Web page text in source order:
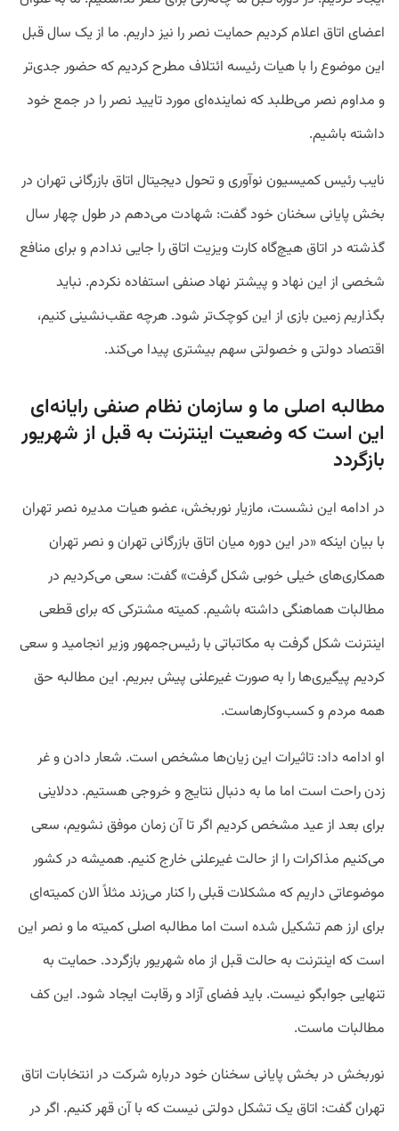
اعضای اتاق اعلام کردیم حمایت نصر را نیز داریم. ما از یک سال قبل
این موضوع را با هیات رئیسه ائتلاف مطرح کردیم که حضور جدی‌تر
و مداوم نصر می‌طلبد که نماینده‌ای مورد تایید نصر را در جمع خود
داشته باشیم.
نایب رئیس کمیسیون نوآوری و تحول دیجیتال اتاق بازرگانی تهران در
بخش پایانی سخنان خود گفت: شهادت می‌دهم در طول چهار سال
گذشته در اتاق هیچ‌گاه کارت ویزیت اتاق را جایی ندادم و برای منافع
شخصی از این نهاد و پیشتر نهاد صنفی استفاده نکردم. نباید
بگذاریم زمین بازی از این کوچک‌تر شود. هرچه عقب‌نشینی کنیم،
اقتصاد دولتی و خصولتی سهم بیشتری پیدا می‌کند.
مطالبه اصلی ما و سازمان نظام صنفی رایانه‌ای
این است که وضعیت اینترنت به قبل از شهریور
بازگردد
در ادامه این نشست، مازیار نوربخش، عضو هیات مدیره نصر تهران
با بیان اینکه «در این دوره میان اتاق بازرگانی تهران و نصر تهران
همکاری‌های خیلی خوبی شکل گرفت» گفت: سعی می‌کردیم در
مطالبات هماهنگی داشته باشیم. کمیته مشترکی که برای قطعی
اینترنت شکل گرفت به مکاتباتی با رئیس‌جمهور وزیر انجامید و سعی
کردیم پیگیری‌ها را به صورت غیرعلنی پیش ببریم. این مطالبه حق
همه مردم و کسب‌و‌کارهاست.
او ادامه داد: تاثیرات این زیان‌ها مشخص است. شعار دادن و غر
زدن راحت است اما ما به دنبال نتایج و خروجی هستیم. ددلاینی
برای بعد از عید مشخص کردیم اگر تا آن زمان موفق نشویم، سعی
می‌کنیم مذاکرات را از حالت غیرعلنی خارج کنیم. همیشه در کشور
موضوعاتی داریم که مشکلات قبلی را کنار می‌زند مثلاً الان کمیته‌‌ای
برای ارز هم تشکیل شده است اما مطالبه اصلی کمیته ما و نصر این
است که اینترنت به حالت قبل از ماه شهریور بازگردد. حمایت به
تنهایی جوابگو نیست. باید فضای آزاد و رقابت ایجاد شود. این کف
مطالبات ماست.
نوربخش در بخش پایانی سخنان خود درباره شرکت در انتخابات اتاق
تهران گفت: اتاق یک تشکل دولتی نیست که با آن قهر کنیم. اگر در